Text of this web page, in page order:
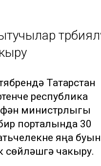
Татарстан
республика
министрлыгы
порталында 30
яңа буын
чакыру.